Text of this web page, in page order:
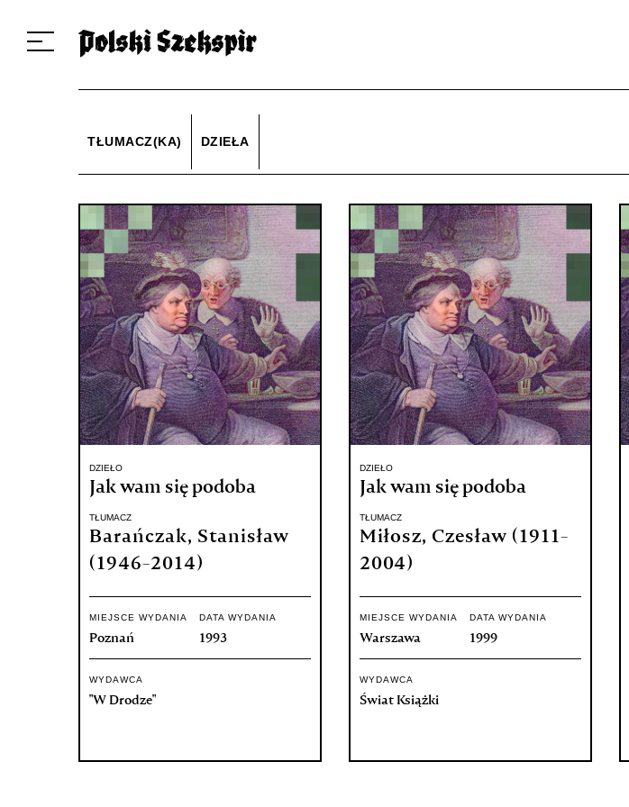
TŁUMACZ(KA) DZIEŁA
DZIEŁO
Jak wam się podoba
TŁUMACZ
Barańczak, Stanisław
(1946-2014)
MIEJSCE WYDANIA
Poznań
DATA WYDANIA
1993
WYDAWCA
"W Drodze"
DZIEŁO
Jak wam się podoba
TŁUMACZ
Miłosz, Czesław (1911-
2004)
MIEJSCE WYDANIA
Warszawa
DATA WYDANIA
1999
WYDAWCA
Świat Książki